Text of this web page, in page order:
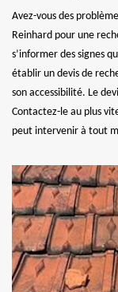
Avez-vous des
Reinhard pour une
s’informer des signes
établir un devis de
son accessibilité. Le
Contactez-le au plus
peut intervenir à tout